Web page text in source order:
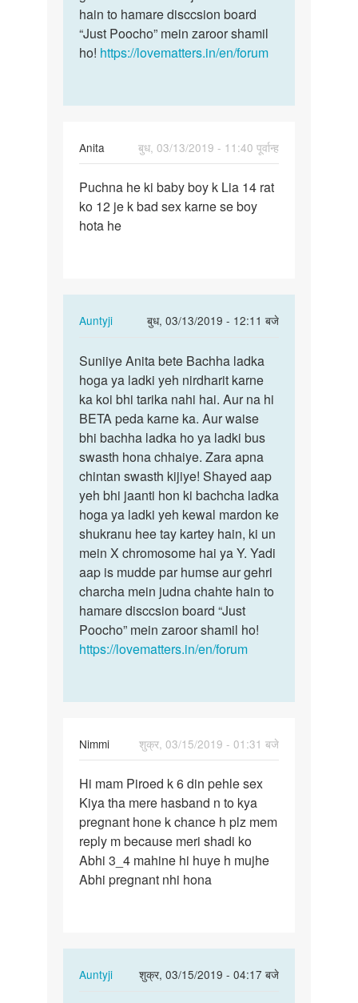
by
Harshu
hain to hamare disccsion board
“Just Poocho” mein zaroor shamil
ho! https://lovematters.in/en/forum
Anita
बुध, 03/13/2019 - 11:40 पूर्वान्ह
Puchna
he
ki
Puchna he ki baby boy k Lia 14 rat
ko 12 je k bad sex karne se boy
hota he
Auntyji
बुध, 03/13/2019 - 12:11 बजे
In
to
Puchna
he
ki
baby
boy
k
Lia…
by
Anita
Suniiye
Anita
bete
Bachha…
Suniiye Anita bete Bachha ladka
hoga ya ladki yeh nirdharit karne
ka koi bhi tarika nahi hai. Aur na hi
BETA peda karne ka. Aur waise
bhi bachha ladka ho ya ladki bus
swasth hona chhaiye. Zara apna
chintan swasth kijiye! Shayed aap
yeh bhi jaanti hon ki bachcha ladka
hoga ya ladki yeh kewal mardon ke
shukranu hee tay kartey hain, ki un
mein X chromosome hai ya Y. Yadi
aap is mudde par humse aur gehri
charcha mein judna chahte hain to
hamare disccsion board “Just
Poocho” mein zaroor shamil ho!
https://lovematters.in/en/forum
Nimmi
शुक्र, 03/15/2019 - 01:31 बजे
Hi
mam
Piroed
k
6
din
Hi mam Piroed k 6 din pehle sex
Kiya tha mere hasband n to kya
pregnant hone k chance h plz mem
reply m because meri shadi ko
Abhi 3_4 mahine hi huye h mujhe
Abhi pregnant nhi hona
Auntyji
शुक्र, 03/15/2019 - 04:17 बजे
In